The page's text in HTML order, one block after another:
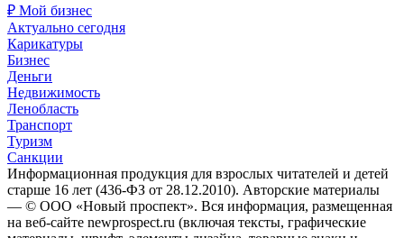
₽ Мой бизнес
Актуально сегодня
Карикатуры
Бизнес
Деньги
Недвижимость
Ленобласть
Транспорт
Туризм
Санкции
Информационная продукция для взрослых читателей и детей
старше 16 лет (436-ФЗ от 28.12.2010). Авторские материалы
— © ООО «Новый проспект». Вся информация, размещенная
на веб-сайте newprospect.ru (включая тексты, графические